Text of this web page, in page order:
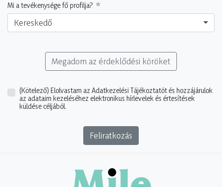
Mi a tevékenysége fő profilja?
Kereskedő
Megadom az érdeklődési köröket
(Kötelező) Elolvastam az Adatkezelési Tájékoztatót és hozzájárulok
az adataim kezeléséhez elektronikus hírlevelek és értesítések
küldése céljából.
Feliratkozás